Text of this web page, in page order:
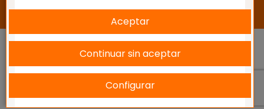
Comunicación 🚀
Aceptar
Continuar sin aceptar
Configurar